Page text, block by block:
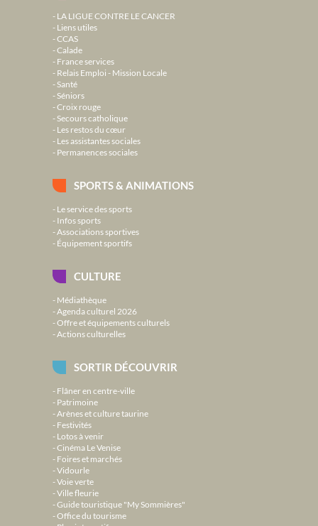
LA LIGUE CONTRE LE CANCER
Liens utiles
CCAS
Calade
France services
Relais Emploi - Mission Locale
Santé
Séniors
Croix rouge
Secours catholique
Les restos du cœur
Les assistantes sociales
Permanences sociales
SPORTS & ANIMATIONS
Le service des sports
Infos sports
Associations sportives
Équipement sportifs
CULTURE
Médiathèque
Agenda culturel 2026
Offre et équipements culturels
Actions culturelles
SORTIR DÉCOUVRIR
Flâner en centre-ville
Patrimoine
Arènes et culture taurine
Festivités
Lotos à venir
Cinéma Le Venise
Foires et marchés
Vidourle
Voie verte
Ville fleurie
Guide touristique "My Sommières"
Office du tourisme